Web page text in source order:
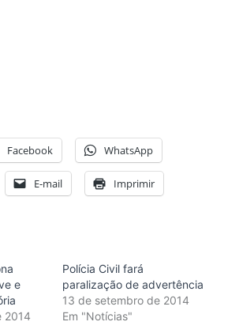
Facebook WhatsApp
E-mail Imprimir
e
2014
Polícia Civil fará
paralização de advertência
13 de setembro de 2014
Em "Notícias"